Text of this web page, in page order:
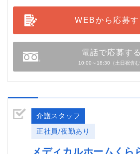
WEBから応募す
電話で応募する
10:00～18:30（土日祝含む
介護スタッフ
正社員/夜勤あり
メディカルホームくら